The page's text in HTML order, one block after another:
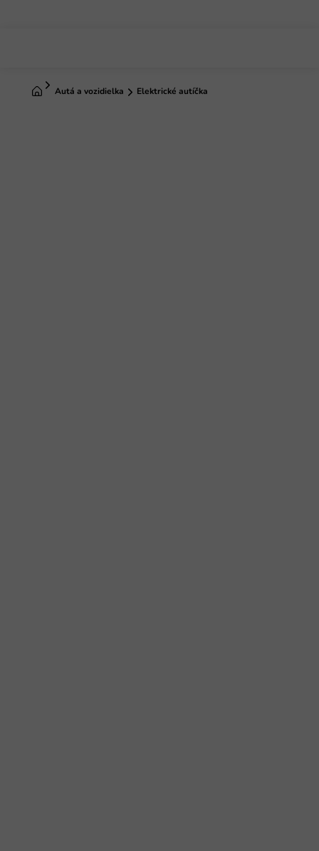
DomovAutá a vozidielka Elektrické autíčka